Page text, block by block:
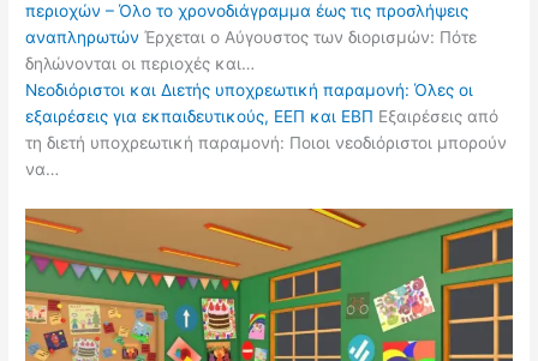
περιοχών – Όλο το χρονοδιάγραμμα έως τις προσλήψεις
αναπληρωτών Έρχεται ο Αύγουστος των διορισμών: Πότε
δηλώνονται οι περιοχές και…
Νεοδιόριστοι και Διετής υποχρεωτική παραμονή: Όλες οι
εξαιρέσεις για εκπαιδευτικούς, ΕΕΠ και ΕΒΠ Εξαιρέσεις από
τη διετή υποχρεωτική παραμονή: Ποιοι νεοδιόριστοι μπορούν
να…